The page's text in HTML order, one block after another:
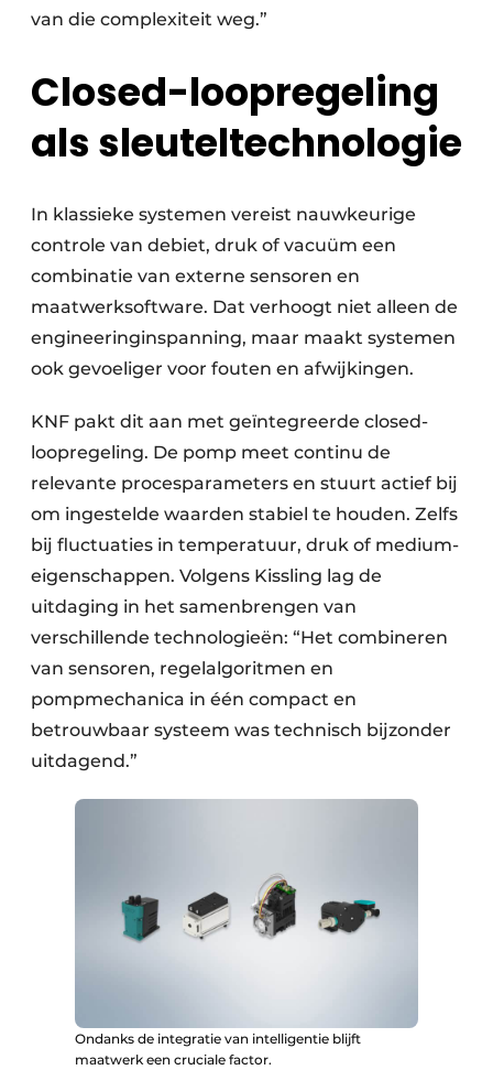
van die complexiteit weg.”
Closed-loopregeling
als sleuteltechnologie
In klassieke systemen vereist nauwkeurige
controle van debiet, druk of vacuüm een
combinatie van externe sensoren en
maatwerksoftware. Dat verhoogt niet alleen de
engineeringinspanning, maar maakt systemen
ook gevoeliger voor fouten en afwijkingen.
KNF pakt dit aan met geïntegreerde closed-
loopregeling. De pomp meet continu de
relevante procesparameters en stuurt actief bij
om ingestelde waarden stabiel te houden. Zelfs
bij fluctuaties in temperatuur, druk of medium­
eigenschappen. Volgens Kissling lag de
uitdaging in het samenbrengen van
verschillende technologieën: “Het combineren
van sensoren, regel­algoritmen en
pompmechanica in één compact en
betrouwbaar systeem was technisch bijzonder
uitdagend.”
Ondanks de integratie van intelligentie blijft
maatwerk een cruciale factor.